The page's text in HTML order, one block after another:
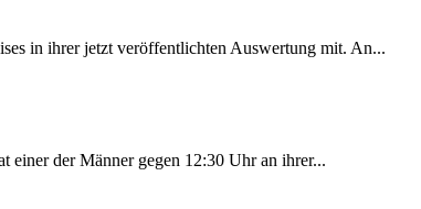
in ihrer jetzt veröffentlichten Auswertung mit. An...
einer der Männer gegen 12:30 Uhr an ihrer...